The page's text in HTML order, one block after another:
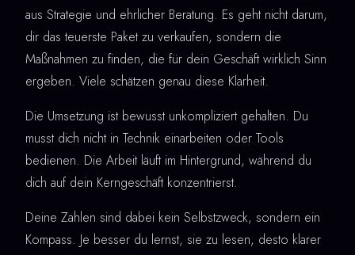
aus Strategie und ehrlicher Beratung. Es geht nicht darum,
dir das teuerste Paket zu verkaufen, sondern die
Maßnahmen zu finden, die für dein Geschäft wirklich Sinn
ergeben. Viele schätzen genau diese Klarheit.
Die Umsetzung ist bewusst unkompliziert gehalten. Du
musst dich nicht in Technik einarbeiten oder Tools
bedienen. Die Arbeit läuft im Hintergrund, während du
dich auf dein Kerngeschäft konzentrierst.
Deine Zahlen sind dabei kein Selbstzweck, sondern ein
Kompass. Je besser du lernst, sie zu lesen, desto klarer